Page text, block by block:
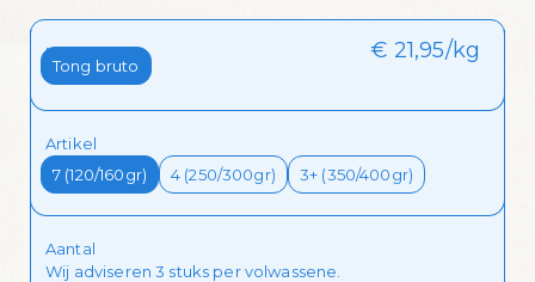
Kies je stuk € 21,95/kg
Tong bruto
Artikel
7 (120/160gr)
4 (250/300gr) 3+ (350/400gr)
Aantal
Wij adviseren 3 stuks per volwassene.
Zin in dagelijks
visvoordeel?
Schrijf je in voor onze nieuwsbrief en krijg